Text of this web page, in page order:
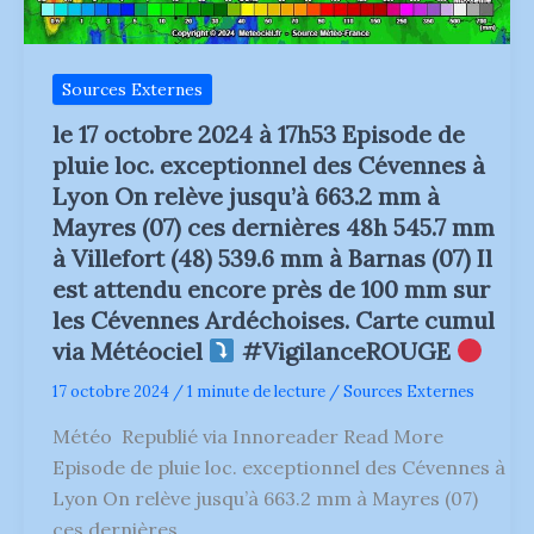
‘l’Est
qui
ont
jusqu’au
lever
de
la
pleine
lune
teintée
d’orange
dans
les
premières
minutes
au-
dessus
de
ici
pour
l’épisode
a
débuté
Sources Externes
le 17 octobre 2024 à 17h53 Episode de
pluie loc. exceptionnel des Cévennes à
Lyon On relève jusqu’à 663.2 mm à
Mayres (07) ces dernières 48h 545.7 mm
à Villefort (48) 539.6 mm à Barnas (07) Il
est attendu encore près de 100 mm sur
les Cévennes Ardéchoises. Carte cumul
via Météociel
#VigilanceROUGE
17 octobre 2024 /1 minute de lecture /Sources Externes
Météo Republié via Innoreader Read More
Episode de pluie loc. exceptionnel des Cévennes à
Lyon On relève jusqu’à 663.2 mm à Mayres (07)